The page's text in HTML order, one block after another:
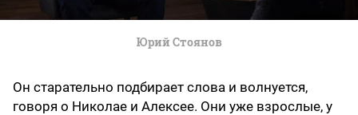
Юрий Стоянов
Он старательно подбирает слова и волнуется,
говоря о Николае и Алексее. Они уже взрослые, у